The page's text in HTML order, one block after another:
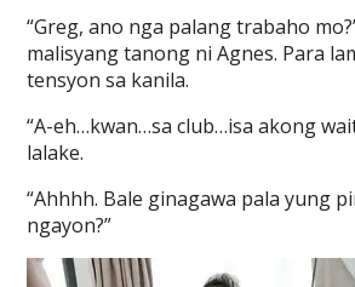
“Greg, ano nga palang trabaho
malisyang tanong ni Agnes. Para
tensyon sa kanila.
“A-eh…kwan…sa club…isa akong
lalake.
“Ahhhh. Bale ginagawa pala yung
ngayon?”